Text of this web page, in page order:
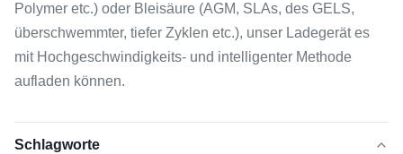
Polymer etc.) oder Bleisäure (AGM, SLAs, des GELS,
überschwemmter, tiefer Zyklen etc.), unser Ladegerät es
mit Hochgeschwindigkeits- und intelligenter Methode
aufladen können.
Schlagworte